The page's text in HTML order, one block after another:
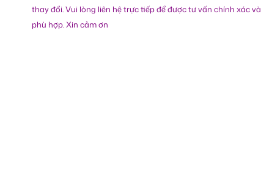
thay đổi. Vui lòng liên hệ trực tiếp để được tư vấn chính xác và
phù hợp. Xin cảm ơn